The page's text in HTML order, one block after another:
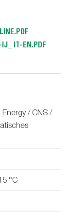
IJ_ IT-EN.PDF
Energy / CNS /
°C